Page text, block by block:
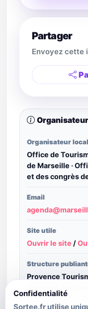
Partager
Envoyez cette
Organisateur local
Office de
de Marseille ·
et des congrès
Email
Site utile
Ouvrir le site /
Structure
Provence
Confidentialité
Sortee.fr utilise